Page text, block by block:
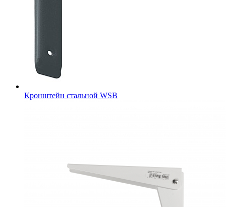
Кронштейн стальной WSB